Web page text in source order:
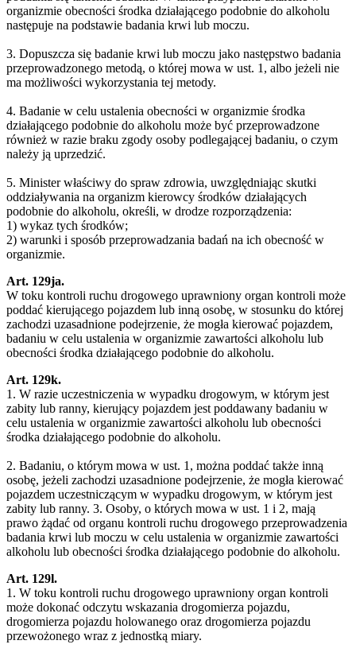
organizmie obecności środka działającego podobnie do alkoholu
następuje na podstawie badania krwi lub moczu.
3. Dopuszcza się badanie krwi lub moczu jako następstwo badania
przeprowadzonego metodą, o której mowa w ust. 1, albo jeżeli nie
ma możliwości wykorzystania tej metody.
4. Badanie w celu ustalenia obecności w organizmie środka
działającego podobnie do alkoholu może być przeprowadzone
również w razie braku zgody osoby podlegającej badaniu, o czym
należy ją uprzedzić.
5. Minister właściwy do spraw zdrowia, uwzględniając skutki
oddziaływania na organizm kierowcy środków działających
podobnie do alkoholu, określi, w drodze rozporządzenia:
1) wykaz tych środków;
2) warunki i sposób przeprowadzania badań na ich obecność w
organizmie.
Art. 129ja.
W toku kontroli ruchu drogowego uprawniony organ kontroli może
poddać kierującego pojazdem lub inną osobę, w stosunku do której
zachodzi uzasadnione podejrzenie, że mogła kierować pojazdem,
badaniu w celu ustalenia w organizmie zawartości alkoholu lub
obecności środka działającego podobnie do alkoholu.
Art. 129k.
1. W razie uczestniczenia w wypadku drogowym, w którym jest
zabity lub ranny, kierujący pojazdem jest poddawany badaniu w
celu ustalenia w organizmie zawartości alkoholu lub obecności
środka działającego podobnie do alkoholu.
2. Badaniu, o którym mowa w ust. 1, można poddać także inną
osobę, jeżeli zachodzi uzasadnione podejrzenie, że mogła kierować
pojazdem uczestniczącym w wypadku drogowym, w którym jest
zabity lub ranny. 3. Osoby, o których mowa w ust. 1 i 2, mają
prawo żądać od organu kontroli ruchu drogowego przeprowadzenia
badania krwi lub moczu w celu ustalenia w organizmie zawartości
alkoholu lub obecności środka działającego podobnie do alkoholu.
Art. 129l.
1. W toku kontroli ruchu drogowego uprawniony organ kontroli
może dokonać odczytu wskazania drogomierza pojazdu,
drogomierza pojazdu holowanego oraz drogomierza pojazdu
przewożonego wraz z jednostką miary.